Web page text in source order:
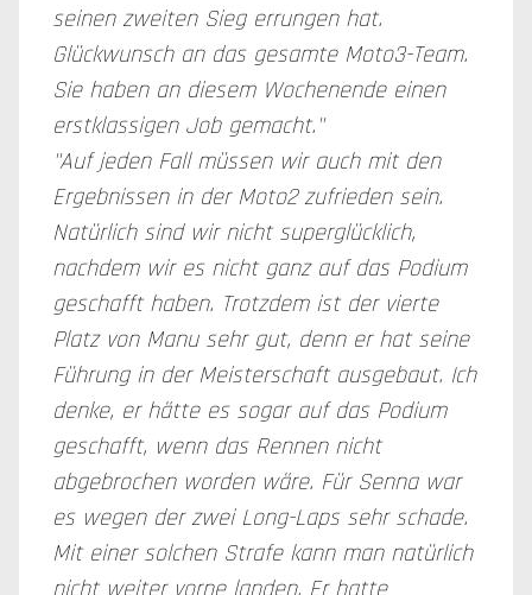
seinen zweiten Sieg errungen hat.
Glückwunsch an das gesamte Moto3-Team.
Sie haben an diesem Wochenende einen
erstklassigen Job gemacht."
"Auf jeden Fall müssen wir auch mit den
Ergebnissen in der Moto2 zufrieden sein.
Natürlich sind wir nicht superglücklich,
nachdem wir es nicht ganz auf das Podium
geschafft haben. Trotzdem ist der vierte
Platz von Manu sehr gut, denn er hat seine
Führung in der Meisterschaft ausgebaut. Ich
denke, er hätte es sogar auf das Podium
geschafft, wenn das Rennen nicht
abgebrochen worden wäre. Für Senna war
es wegen der zwei Long-Laps sehr schade.
Mit einer solchen Strafe kann man natürlich